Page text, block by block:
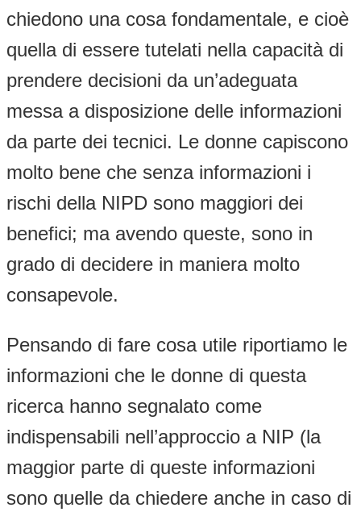
chiedono una cosa fondamentale, e cioè
quella di essere tutelati nella capacità di
prendere decisioni da un’adeguata
messa a disposizione delle informazioni
da parte dei tecnici. Le donne capiscono
molto bene che senza informazioni i
rischi della NIPD sono maggiori dei
benefici; ma avendo queste, sono in
grado di decidere in maniera molto
consapevole.
Pensando di fare cosa utile riportiamo le
informazioni che le donne di questa
ricerca hanno segnalato come
indispensabili nell’approccio a NIP (la
maggior parte di queste informazioni
sono quelle da chiedere anche in caso di